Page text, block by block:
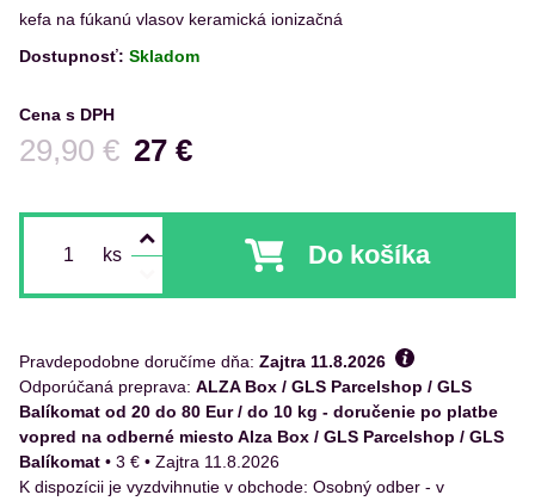
kefa na fúkanú vlasov keramická ionizačná
Dostupnosť: Skladom
Cena s DPH
27 €
Pred zľavou:
29,90 €
ks Do košíka
Pravdepodobne doručíme dňa: Zajtra 11.8.2026
ALZA Box / GLS Parcelshop / GLS
Balíkomat od 20 do 80 Eur / do 10 kg - doručenie po platbe
vopred na odberné miesto Alza Box / GLS Parcelshop / GLS
Balíkomat • 3 € • Zajtra 11.8.2026
Osobný odber - v